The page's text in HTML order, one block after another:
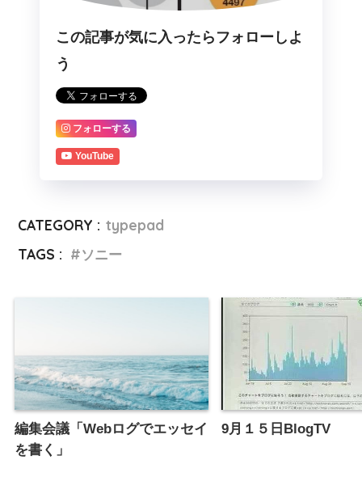
この記事が気に入ったらフォローしよ
う
フォローする
YouTube
CATEGORY : typepad
TAGS :
ソニー
編集会議「Webログでエッセイ
を書く」
9月１５日BlogTV